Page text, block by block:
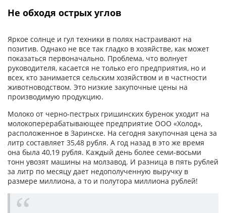
Не обходя острых углов
Яркое солнце и гул техники в полях настраивают на
позитив. Однако не все так гладко в хозяйстве, как может
показаться первоначально. Проблема, что волнует
руководителя, касается не только его предприятия, но и
всех, кто занимается сельским хозяйством и в частности
животноводством. Это низкие закупочные цены на
производимую продукцию.
Молоко от черно-пестрых гришинских буренок уходит на
молокоперерабатывающее предприятие ООО «Холод»,
расположенное в Заринске. На сегодня закупочная цена за
литр составляет 35,48 рубля. А год назад в это же время
она была 40,19 рубля. Каждый день более семи-восьми
тонн увозят машины на молзавод. И разница в пять рублей
за литр по месяцу дает недополученную выручку в
размере миллиона, а то и полутора миллиона рублей!